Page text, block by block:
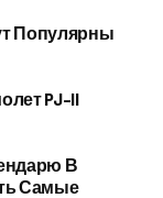
Популярны
PJ–II
В
Самые